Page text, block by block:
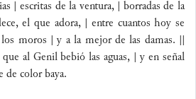
| escritas de la ventura, | borradas de la
el que adora, | entre cuantos hoy se
moros | y a la mejor de las damas. ||
al Genil bebió las aguas, | y en señal
de color baya.